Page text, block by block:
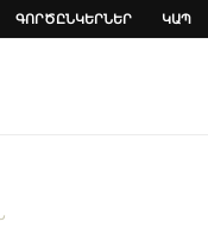
ԳՈՐԾԸՆԿԵՐՆԵՐ ԿԱՊ